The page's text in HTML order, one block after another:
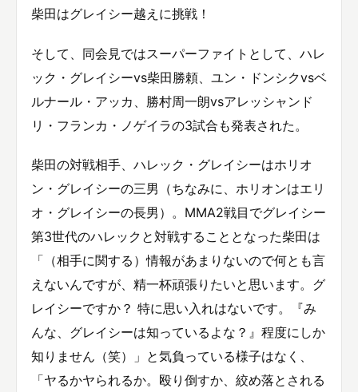
柴田はグレイシー越えに挑戦！
そして、同会見ではスーパーファイトとして、ハレ
ック・グレイシーvs柴田勝頼、ユン・ドンシクvsベ
ルナール・アッカ、勝村周一朗vsアレッシャンド
リ・フランカ・ノゲイラの3試合も発表された。
柴田の対戦相手、ハレック・グレイシーはホリオ
ン・グレイシーの三男（ちなみに、ホリオンはエリ
オ・グレイシーの長男）。MMA2戦目でグレイシー
第3世代のハレックと対戦することとなった柴田は
「（相手に関する）情報があまりないので何とも言
えないんですが、精一杯頑張りたいと思います。グ
レイシーですか？ 特に思い入れはないです。『み
んな、グレイシーは知っているよな？』程度にしか
知りません（笑）」と気負っている様子はなく、
「ヤるかヤられるか。殴り倒すか、絞め落とされる